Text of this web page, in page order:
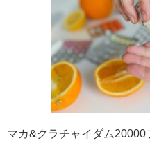
マカ&クラチャイダム20000